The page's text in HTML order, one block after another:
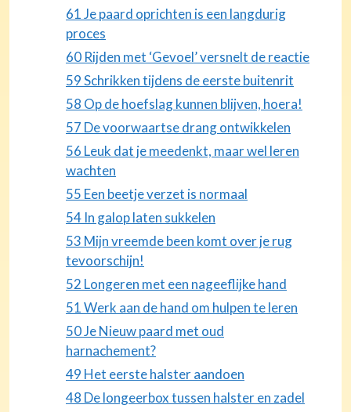
61 Je paard oprichten is een langdurig
proces
60 Rijden met ‘Gevoel’ versnelt de reactie
59 Schrikken tijdens de eerste buitenrit
58 Op de hoefslag kunnen blijven, hoera!
57 De voorwaartse drang ontwikkelen
56 Leuk dat je meedenkt, maar wel leren
wachten
55 Een beetje verzet is normaal
54 In galop laten sukkelen
53 Mijn vreemde been komt over je rug
tevoorschijn!
52 Longeren met een nageeflijke hand
51 Werk aan de hand om hulpen te leren
50 Je Nieuw paard met oud
harnachement?
49 Het eerste halster aandoen
48 De longeerbox tussen halster en zadel